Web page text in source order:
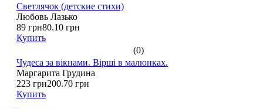
Светлячок (детские стихи)
Любовь Лазько
89 грн80.10 грн
Купить
(0)
Чудеса за вікнами. Вірші в малюнках.
Маргарита Грудина
223 грн200.70 грн
Купить